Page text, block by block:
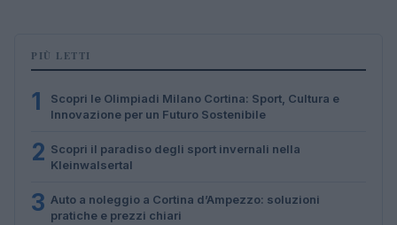
PIÙ LETTI
1
Scopri le Olimpiadi Milano Cortina: Sport, Cultura e
Innovazione per un Futuro Sostenibile
2 Scopri il paradiso degli sport invernali nella
Kleinwalsertal
3 Auto a noleggio a Cortina d’Ampezzo: soluzioni
pratiche e prezzi chiari